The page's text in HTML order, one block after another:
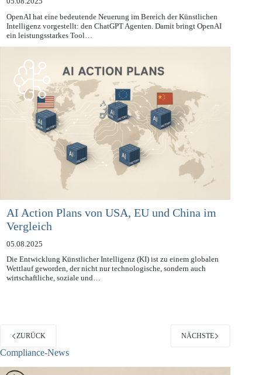
05.08.2025
OpenAI hat eine bedeutende Neuerung im Bereich der Künstlichen
Intelligenz vorgestellt: den ChatGPT Agenten. Damit bringt OpenAI
ein leistungsstarkes Tool…
AI Action Plans von USA, EU und China im
Vergleich
05.08.2025
Die Entwicklung Künstlicher Intelligenz (KI) ist zu einem globalen
Wettlauf geworden, der nicht nur technologische, sondern auch
ZURÜCK
Compliance-News